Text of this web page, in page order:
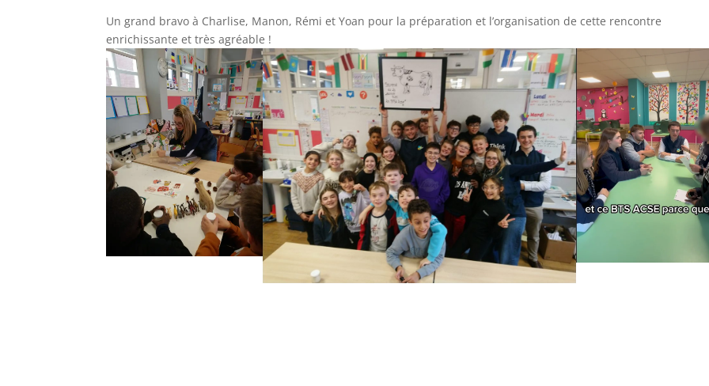
Un grand bravo à Charlise, Manon, Rémi et Yoan pour la préparation et l’organisation de cette rencontre
enrichissante et très agréable !